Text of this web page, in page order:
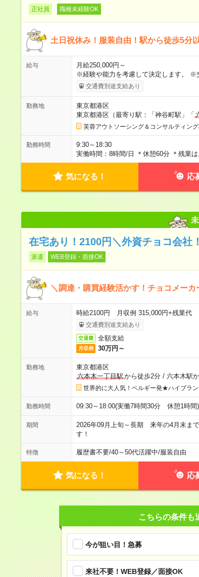
正社員 職種未経験OK
土日祝休み！服装自由！駅から徒歩5分
給与
月給250,000円～
※経験や能力を考慮して決定します。 ※
交通費別途支給あり
勤務地
東京都港区
東京都港区（最寄り駅：「神谷町駅」「
芙蓉アウトソーシング＆コンサルティン
勤務時間
9:30～18:30
実働時間：8時間/日 ＊休憩60分 ＊残業
気になる！ 応
在宅あり！2100円＼外資チョコ会社
派遣 WEB登録・面接OK
＼調達・購買経験活かす！チョコメー
給与 時給2100円 月収例 315,000円+残業代
交通費別途支給あり
交通費 全額支給
月収例 30万円～
勤務地
東京都港区
六本木一丁目駅から徒歩2分/ 六本木駅
世界的に大人気！ベルギー発★ハイブラ
勤務時間 09:30～18:00(実働7時間30分 休憩1時間)
期間
2026年09月上旬～長期 来年の4月末ま
す！
特徴 履歴書不要/40～50代活躍中/服装自由
気になる！ 応
こちらの条件も
今が狙い目！急募
来社不要！WEB登録／面接OK